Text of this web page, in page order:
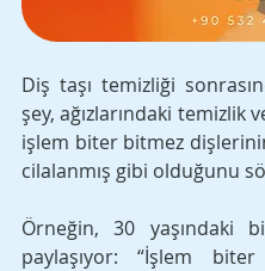
Diş taşı temizliği
şey, ağızlarındaki temizlik
işlem biter bitmez
cilalanmış gibi olduğunu
Örneğin, 30 yaşındaki
paylaşıyor: “İşlem